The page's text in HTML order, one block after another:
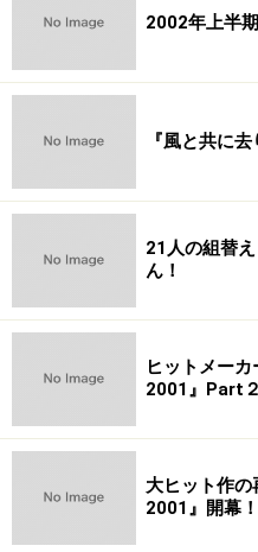
2002年上半
『風と共に
21人の組替
ん！
ヒットメー
2001』Part２
大ヒット作
2001』開幕！